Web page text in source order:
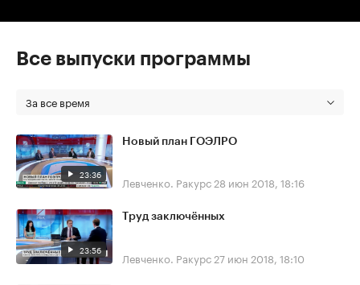
Все выпуски программы
За все время
23:36
Новый план ГОЭЛРО
Левченко. Ракурс 28 июн 2018, 18:16
23:56
Труд заключённых
Левченко. Ракурс 27 июн 2018, 18:10